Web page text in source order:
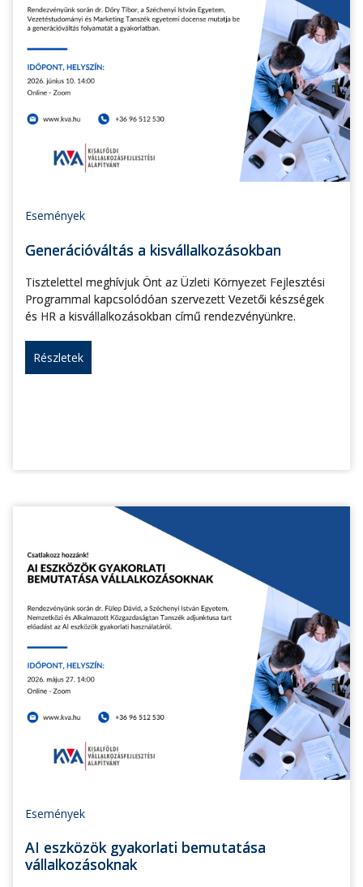
Események
Generációváltás a kisvállalkozásokban
Tisztelettel meghívjuk Önt az Üzleti Környezet Fejlesztési
Programmal kapcsolódóan szervezett Vezetői készségek
és HR a kisvállalkozásokban című rendezvényünkre.
Részletek
Események
AI eszközök gyakorlati bemutatása
vállalkozásoknak